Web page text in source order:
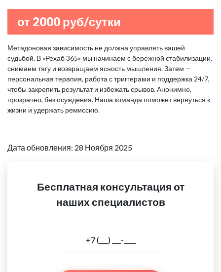
от 2000 руб/сутки
Метадоновая зависимость не должна управлять вашей
судьбой. В «Рехаб 365» мы начинаем с бережной стабилизации,
снимаем тягу и возвращаем ясность мышления. Затем —
персональная терапия, работа с триггерами и поддержка 24/7,
чтобы закрепить результат и избежать срывов. Анонимно,
прозрачно, без осуждения. Наша команда поможет вернуться к
жизни и удержать ремиссию.
Дата обновления: 28 Ноября 2025
Бесплатная консультация от
наших специалистов